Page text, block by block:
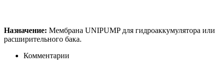
Назначение: Мембрана UNIPUMP для гидроаккумулятора или
расширительного бака.
Комментарии